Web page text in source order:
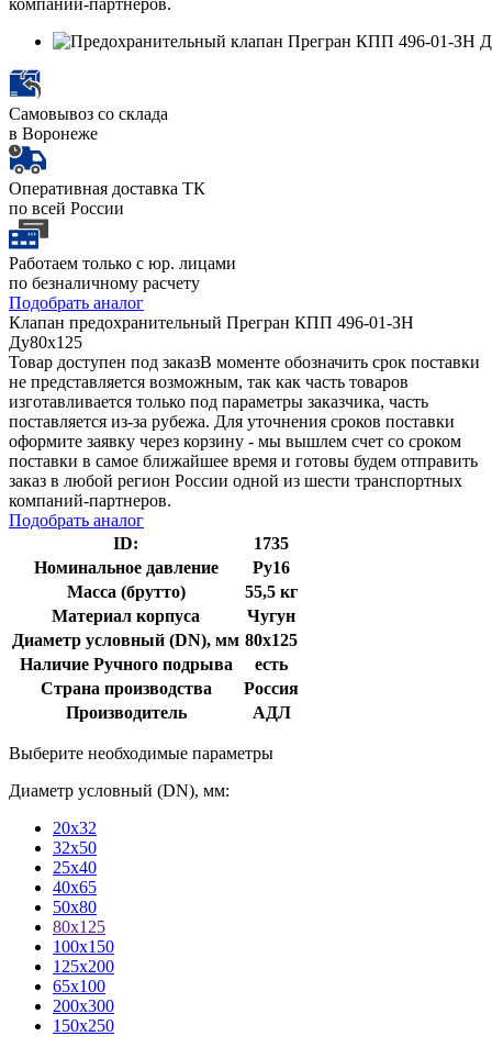
компаний-партнеров.
Самовывоз со склада
в Воронеже
Оперативная доставка ТК
по всей России
Работаем только с юр. лицами
по безналичному расчету
Подобрать аналог
Клапан предохранительный Прегран КПП 496-01-ЗН
Ду80х125
Товар доступен под заказВ моменте обозначить срок поставки
не представляется возможным, так как часть товаров
изготавливается только под параметры заказчика, часть
поставляется из-за рубежа. Для уточнения сроков поставки
оформите заявку через корзину - мы вышлем счет со сроком
поставки в самое ближайшее время и готовы будем отправить
заказ в любой регион России одной из шести транспортных
компаний-партнеров.
Подобрать аналог
ID:
1735
Номинальное давление
Ру16
Масса (брутто)
55,5 кг
Материал корпуса
Чугун
Диаметр условный (DN), мм 80х125
Наличие Ручного подрыва
есть
Страна производства
Россия
Производитель
АДЛ
Выберите необходимые параметры
Диаметр условный (DN), мм:
20х32
32х50
25х40
40х65
50х80
80х125
100х150
125х200
65х100
200х300
150х250